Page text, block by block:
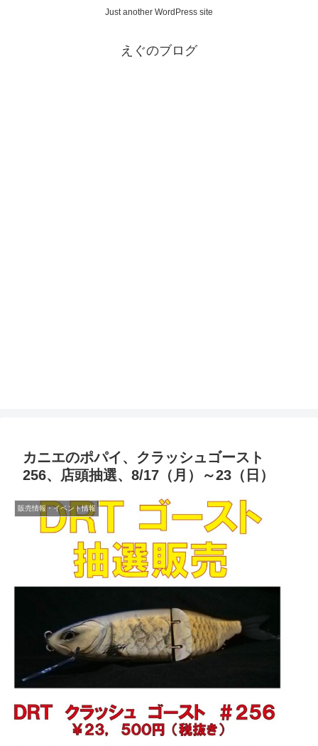
Just another WordPress site
えぐのブログ
カニエのポパイ、クラッシュゴースト
256、店頭抽選、8/17（月）～23（日）
販売情報・イベント情報